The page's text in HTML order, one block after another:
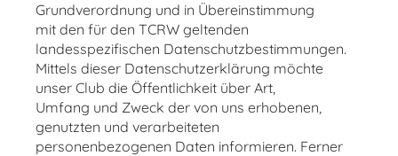
Grundverordnung und in Übereinstimmung
mit den für den TCRW geltenden
landesspezifischen Datenschutzbestimmungen.
Mittels dieser Datenschutzerklärung möchte
unser Club die Öffentlichkeit über Art,
Umfang und Zweck der von uns erhobenen,
genutzten und verarbeiteten
personenbezogenen Daten informieren. Ferner